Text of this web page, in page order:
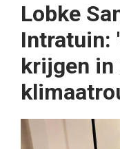
Lobke
Intratuin:
krijgen in